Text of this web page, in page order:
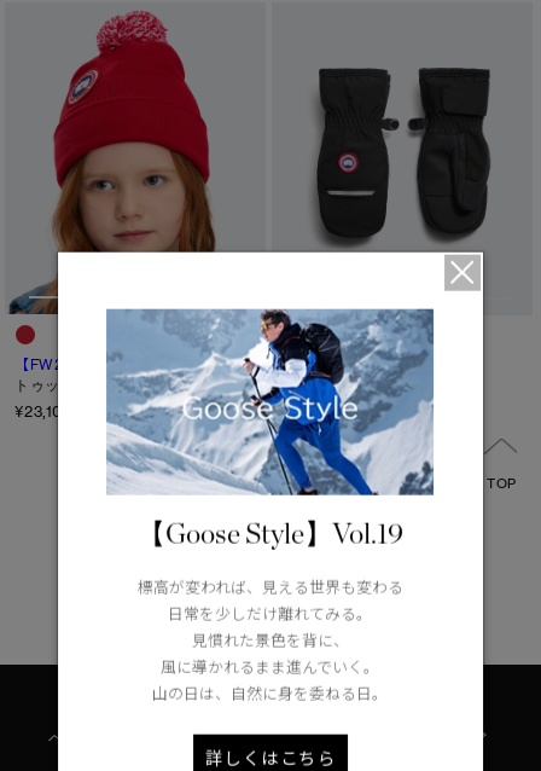
サマー 26 コレクションLOOK
日本限定モデル
スノーグース
メイドインジャパンTシャツ
アウターウェア
アクセサリー
フットウェア
コレクション
サマー 26 コレクションLOOK
日本限定モデル
スノーグース
メイドインジャパンTシャツ
アウターウェア
アクセサリー
フットウェア
コレクション
詳しく見る
下取り申請
※カテゴリを表示するにはジェンダーにチェックをお入れください
ジェンダー
メンズ
キッズ
カテゴリ
ディスク
ブラック ディスク
クラシック ディスク
ホワイト ディスク
ト―ナル ディスク
【FW26新作】 キッズ メリノ ポム
トゥック
¥23,100（tax in）
キッズ アークティック ミット
¥19,800（tax in）
TOP
1
ヘルプ
【Goose Style】Vol.19
標高が変われば、見える世界も変わる
日常を少しだけ離れてみる。
見慣れた景色を背に、
風に導かれるまま進んでいく。
山の日は、自然に身を委ねる日。
詳しくはこちら